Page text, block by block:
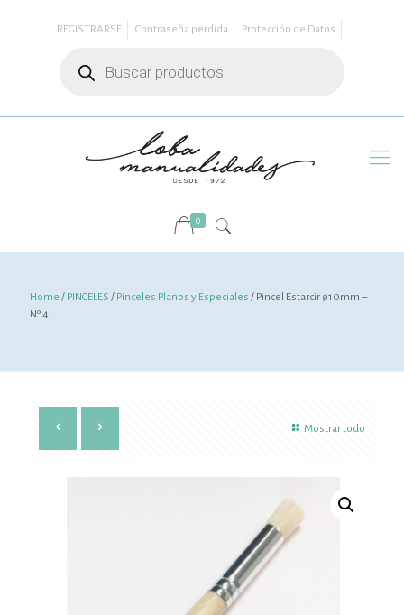
REGISTRARSE Contraseña perdida
Protección de Datos
productos
0
Home / PINCELES / Pinceles Planos y Especiales / Pincel Estarcir ø10mm –
Nº 4
Mostrar todo